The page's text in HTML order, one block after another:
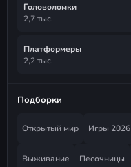
Головоломки
2,7 тыс.
Платформеры
2,2 тыс.
Подборки
Открытый мир Игры 2026
Выживание Песочницы